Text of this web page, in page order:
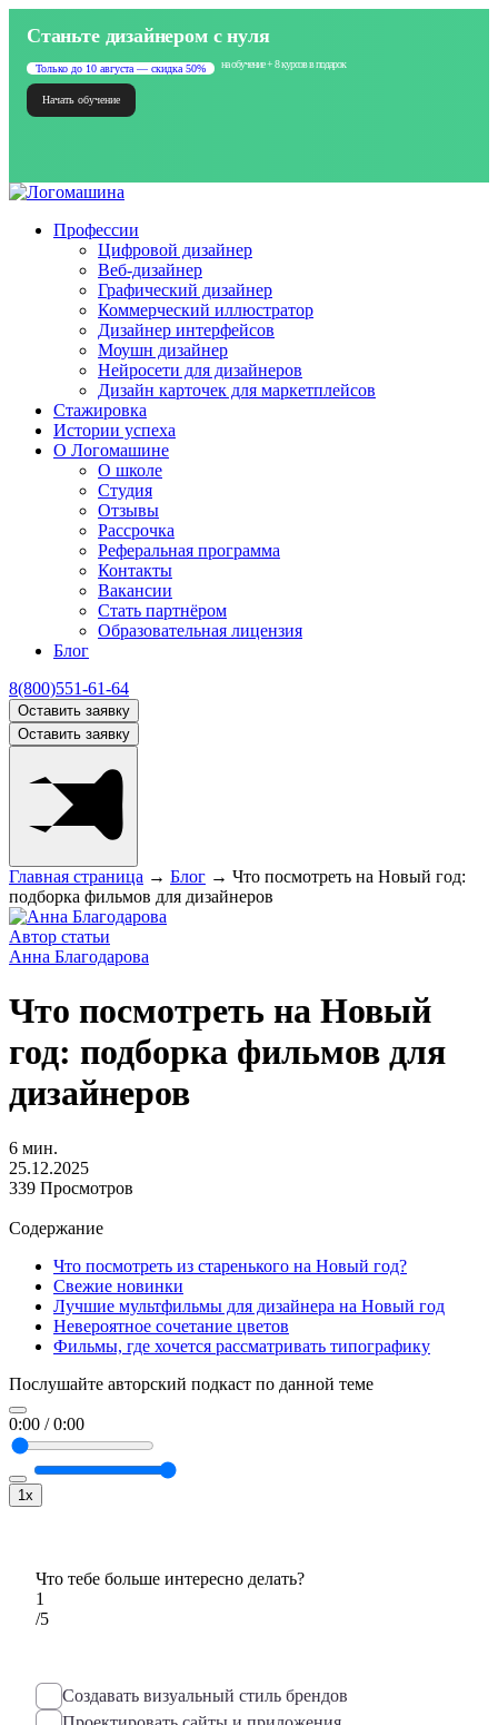
Станьте дизайнером с нуля
Только до 10 августа — скидка 50% на обучение + 8 курсов в подарок
Начать обучение
Профессии
Цифровой дизайнер
Веб-дизайнер
Графический дизайнер
Коммерческий иллюстратор
Дизайнер интерфейсов
Моушн дизайнер
Нейросети для дизайнеров
Дизайн карточек для маркетплейсов
Стажировка
Истории успеха
О Логомашине
О школе
Студия
Отзывы
Рассрочка
Реферальная программа
Контакты
Вакансии
Стать партнёром
Образовательная лицензия
Блог
8(800)551-61-64
Оставить заявку
Оставить заявку
Главная страница → Блог → Что посмотреть на Новый год:
подборка фильмов для дизайнеров
Автор статьи
Анна Благодарова
Что посмотреть на Новый
год: подборка фильмов для
дизайнеров
6 мин.
25.12.2025
339 Просмотров
Содержание
Что посмотреть из старенького на Новый год?
Свежие новинки
Лучшие мультфильмы для дизайнера на Новый год
Невероятное сочетание цветов
Фильмы, где хочется рассматривать типографику
Послушайте авторский подкаст по данной теме
0:00 /0:00
1x
Что тебе больше интересно делать?
1
/5
Создавать визуальный стиль брендов